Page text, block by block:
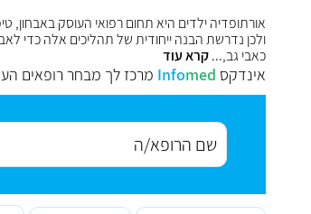
אורתופדיה ילדים היא תחום רפואי העוסק באבחון,
ולכן נדרשת הבנה ייחודית של תהליכים אלה כדי
כאבי גב,...קרא עוד
אינדקס Infomed מרכז לך מבחר רופאים